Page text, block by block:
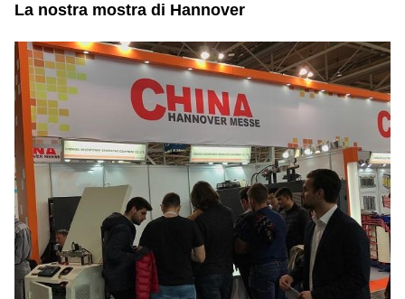
La nostra mostra di Hannover